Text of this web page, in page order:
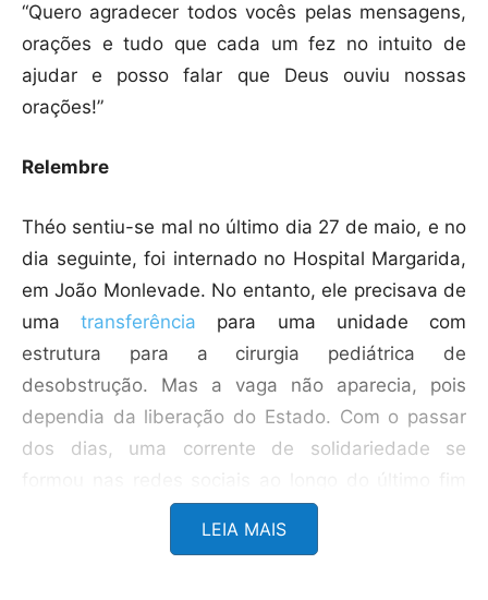
“Quero agradecer todos vocês pelas mensagens,
orações e tudo que cada um fez no intuito de
ajudar e posso falar que Deus ouviu nossas
orações!”
Relembre
Théo sentiu-se mal no último dia 27 de maio, e no
dia seguinte, foi internado no Hospital Margarida,
em João Monlevade. No entanto, ele precisava de
umatransferência para uma unidade com
estrutura para a cirurgia pediátrica de
desobstrução. Mas a vaga não aparecia, pois
dependia da liberação do Estado. Com o passar
dos dias, uma corrente de solidariedade se
de semana. Théo conseguiu a vaga e a
transferência na segunda-feira (3), no início da
LEIA MAIS